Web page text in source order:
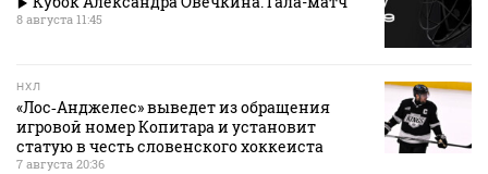
8 августа 11:45
НХЛ
«Лос‑Анджелес» выведет из обращения
игровой номер Копитара и установит
статую в честь словенского хоккеиста
7 августа 20:36